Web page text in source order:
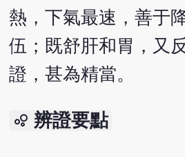
熱，下氣最速，善于
伍；既舒肝和胃，又
證，甚為精當。
bubble_chart 辨證要點